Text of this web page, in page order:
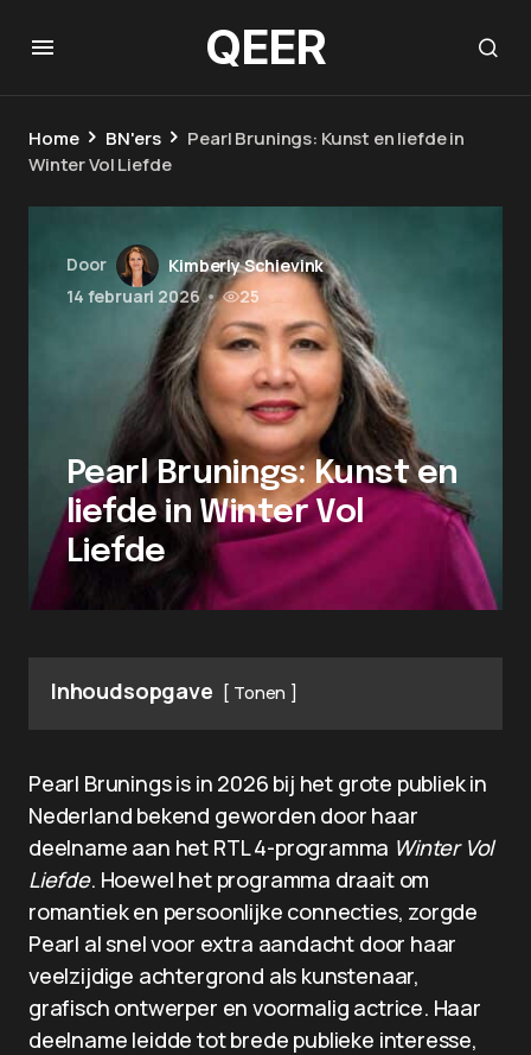
QEER
Home BN'ers
Pearl Brunings: Kunst en liefde in
Winter Vol Liefde
Door
Kimberly Schievink
14 februari 2026 • 25
Pearl Brunings: Kunst en
liefde in Winter Vol
Liefde
Inhoudsopgave Tonen
Pearl Brunings is in 2026 bij het grote publiek in
Nederland bekend geworden door haar
deelname aan het RTL 4-programma Winter Vol
Liefde. Hoewel het programma draait om
romantiek en persoonlijke connecties, zorgde
Pearl al snel voor extra aandacht door haar
veelzijdige achtergrond als kunstenaar,
grafisch ontwerper en voormalig actrice. Haar
deelname leidde tot brede publieke interesse,